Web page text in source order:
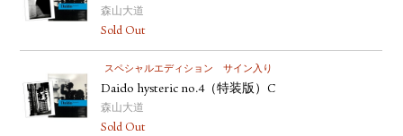
森山大道
Sold Out
スペシャルエディション サイン入り
Daido hysteric no.4（特装版）C
森山大道
Sold Out
PRIVACY POLICY
INSTAGRAM
GALLERY
PUBLISHING
TWITTER
FACEBOOK